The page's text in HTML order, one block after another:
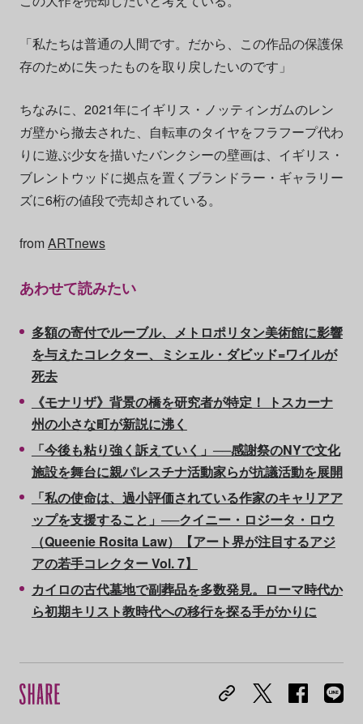
「私たちは普通の人間です。だから、この作品の保護保
存のために失ったものを取り戻したいのです」
ちなみに、2021年にイギリス・ノッティンガムのレン
ガ壁から撤去された、自転車のタイヤをフラフープ代わ
りに遊ぶ少女を描いたバンクシーの壁画は、イギリス・
ブレントウッドに拠点を置くブランドラー・ギャラリー
ズに6桁の値段で売却されている。
fromARTnews
あわせて読みたい
多額の寄付でルーブル、メトロポリタン美術館に影響
を与えたコレクター、ミシェル・ダビッド=ワイルが
死去
《モナリザ》背景の橋を研究者が特定！ トスカーナ
州の小さな町が新説に沸く
「今後も粘り強く訴えていく」──感謝祭のNYで文化
施設を舞台に親パレスチナ活動家らが抗議活動を展開
「私の使命は、過小評価されている作家のキャリアア
ップを支援すること」──クイニー・ロジータ・ロウ
（Queenie Rosita Law）【アート界が注目するアジ
アの若手コレクター Vol. 7】
カイロの古代墓地で副葬品を多数発見。ローマ時代か
ら初期キリスト教時代への移行を探る手がかりに